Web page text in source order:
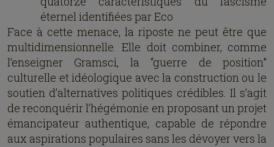
éternel identifiées par Eco
Face à cette menace, la riposte ne peut être que
multidimensionnelle. Elle doit combiner, comme
l’enseigner Gramsci, la “guerre de position”
culturelle et idéologique avec la construction ou le
soutien d’alternatives politiques crédibles. Il s’agit
de reconquérir l’hégémonie en proposant un projet
émancipateur authentique, capable de répondre
aux aspirations populaires sans les dévoyer vers la